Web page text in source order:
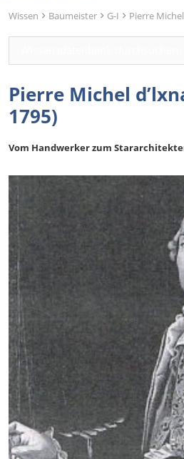
Wissen Baumeister G-I Pierre
Pierre Michel
1795)
Vom Handwerker zum